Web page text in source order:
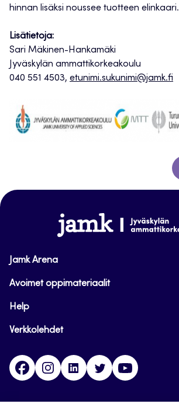
hinnan lisäksi noussee tuotteen elinkaari.
Lisätietoja:
Sari Mäkinen-Hankamäki
Jyväskylän ammattikorkeakoulu
040 551 4503, etunimi.sukunimi@jamk.fi
www.jamk.fi
Jamk Arena
Avoimet oppimateriaalit
Help
Verkkolehdet
FacebookInstagramLinkedinTwitter